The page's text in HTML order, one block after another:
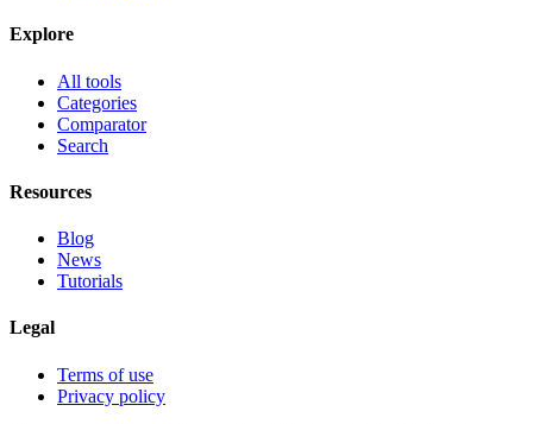
Explore
All tools
Categories
Comparator
Search
Resources
Blog
News
Tutorials
Legal
Terms of use
Privacy policy